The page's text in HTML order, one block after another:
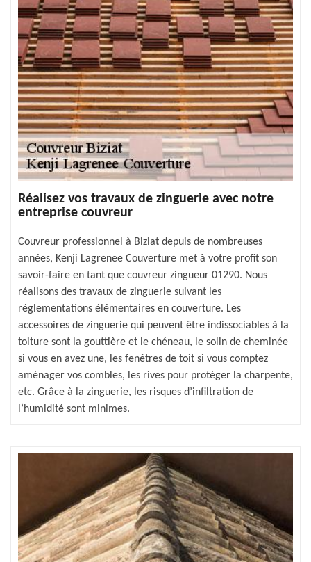
Réalisez vos travaux de zinguerie avec notre
entreprise couvreur
Couvreur professionnel à Biziat depuis de nombreuses
années, Kenji Lagrenee Couverture met à votre profit son
savoir-faire en tant que couvreur zingueur 01290. Nous
réalisons des travaux de zinguerie suivant les
réglementations élémentaires en couverture. Les
accessoires de zinguerie qui peuvent être indissociables à la
toiture sont la gouttière et le chéneau, le solin de cheminée
si vous en avez une, les fenêtres de toit si vous comptez
aménager vos combles, les rives pour protéger la charpente,
etc. Grâce à la zinguerie, les risques d’infiltration de
l’humidité sont minimes.